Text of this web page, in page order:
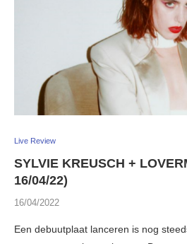
Live Review
SYLVIE KREUSCH +
16/04/22)
16/04/2022
Een debuutplaat lanceren is nog